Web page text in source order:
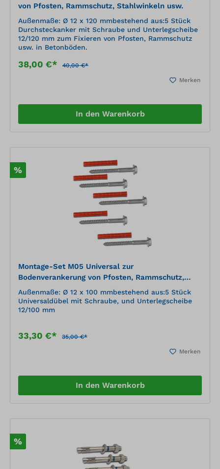
von Pfosten, Rammschutz, Stahlwinkeln usw.
Außenmaße: Ø 12 x 120 mmbestehend aus:5 Stück
Durchsteckanker mit Schraube und Unterlegscheibe
12/120 mm zum Fixieren von Pfosten, Rammschutz
usw. in Betonböden.
38,00 €* 40,00 €*
Merken
In den Warenkorb
%
Montage-Set M05 Universal zur
Bodenverankerung von Pfosten, Rammschutz,
Stahlwinkeln usw.
Außenmaße: Ø 12 x 100 mmbestehend aus:5 Stück
Universaldübel mit Schraube, und Unterlegscheibe
12/100 mm
33,30 €* 35,00 €*
Merken
In den Warenkorb
%